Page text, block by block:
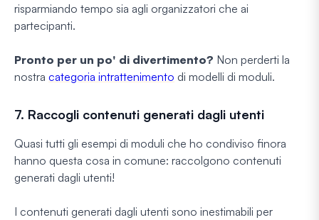
risparmiando tempo sia agli organizzatori che ai
partecipanti.
Pronto per un po' di divertimento? Non perderti la
nostra categoria intrattenimento di modelli di moduli.
7. Raccogli contenuti generati dagli utenti
Quasi tutti gli esempi di moduli che ho condiviso finora
hanno questa cosa in comune: raccolgono contenuti
generati dagli utenti!
I contenuti generati dagli utenti sono inestimabili per